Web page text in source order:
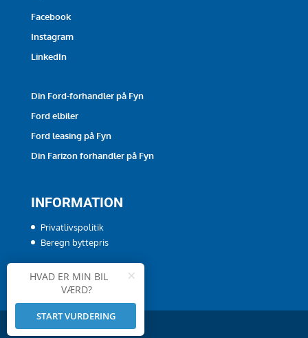
Facebook
Instagram
LinkedIn
Din Ford-forhandler på Fyn
Ford elbiler
Ford leasing på Fyn
Din Farizon forhandler på Fyn
INFORMATION
Privatlivspolitik
Beregn byttepris
×
HVAD ER MIN BIL
VÆRD?
START VURDERING